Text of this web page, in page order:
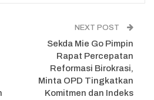
NEXT POST
Sekda Mie Go Pimpin
Rapat Percepatan
Reformasi Birokrasi,
Minta OPD Tingkatkan
Komitmen dan Indeks